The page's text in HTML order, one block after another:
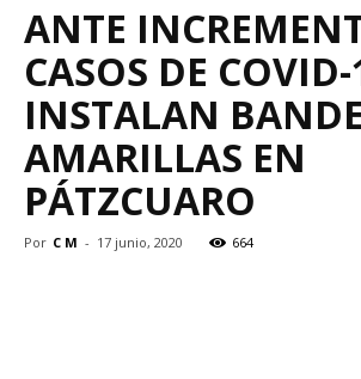
ANTE
CASOS DE
INSTALAN
AMARILLAS EN
PÁTZCUARO
Por C M - 17 junio, 2020 664